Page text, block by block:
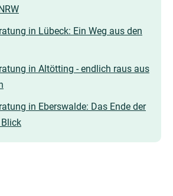
in Lübeck: Ein Weg aus den
in Altötting - endlich raus aus
in Eberswalde: Das Ende der